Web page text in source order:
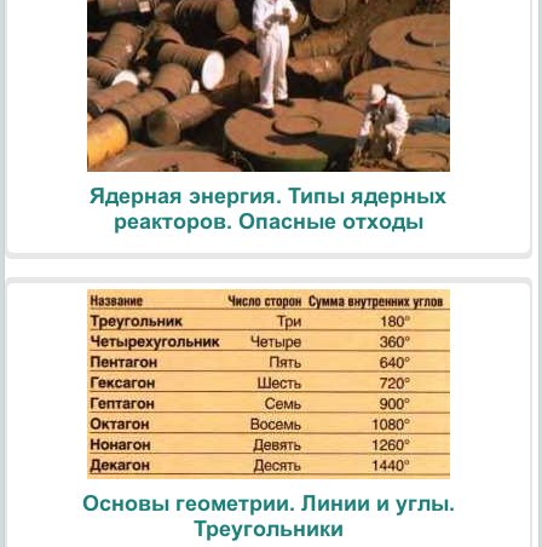
Ядерная энергия. Типы ядерных
реакторов. Опасные отходы
Основы геометрии. Линии и углы.
Треугольники